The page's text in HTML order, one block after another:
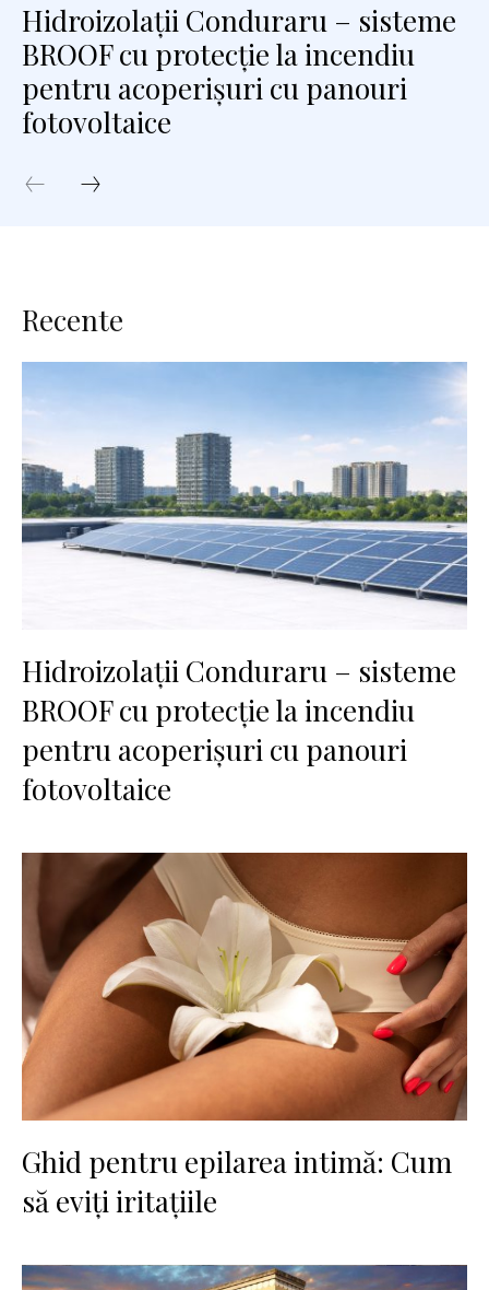
Hidroizolații Conduraru – sisteme
BROOF cu protecție la incendiu
pentru acoperișuri cu panouri
fotovoltaice
Recente
Hidroizolații Conduraru – sisteme
BROOF cu protecție la incendiu
pentru acoperișuri cu panouri
fotovoltaice
Ghid pentru epilarea intimă: Cum
să eviți iritațiile